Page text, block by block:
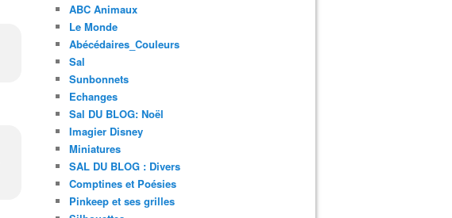
ABC Animaux
Le Monde
Abécédaires_Couleurs
Sal
Sunbonnets
Echanges
Sal DU BLOG: Noël
Imagier Disney
Miniatures
SAL DU BLOG : Divers
Comptines et Poésies
Pinkeep et ses grilles